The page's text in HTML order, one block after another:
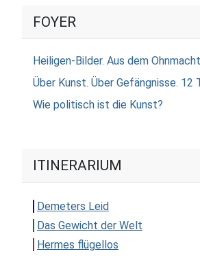
FOYER
Heiligen-Bilder. Aus dem
Über Kunst. Über Gefängnisse. 12
Wie politisch ist die Kunst?
ITINERARIUM
Demeters Leid
Das Gewicht der Welt
Hermes flügellos